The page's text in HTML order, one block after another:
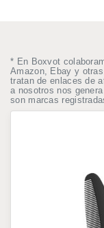
* En Boxvot
Amazon, Ebay y
tratan de enlaces de
a nosotros nos
son marcas